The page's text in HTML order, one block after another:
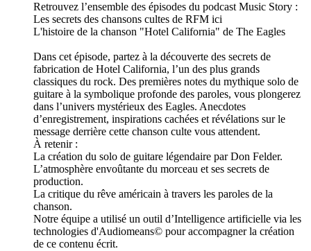
Retrouvez l’ensemble des épisodes du podcast Music Story :
Les secrets des chansons cultes de RFM ici
L'histoire de la chanson "Hotel California" de The Eagles
Dans cet épisode, partez à la découverte des secrets de
fabrication de Hotel California, l’un des plus grands
classiques du rock. Des premières notes du mythique solo de
guitare à la symbolique profonde des paroles, vous plongerez
dans l’univers mystérieux des Eagles. Anecdotes
d’enregistrement, inspirations cachées et révélations sur le
message derrière cette chanson culte vous attendent.
À retenir :
La création du solo de guitare légendaire par Don Felder.
L’atmosphère envoûtante du morceau et ses secrets de
production.
La critique du rêve américain à travers les paroles de la
chanson.
Notre équipe a utilisé un outil d’Intelligence artificielle via les
technologies d'Audiomeans© pour accompagner la création
de ce contenu écrit.